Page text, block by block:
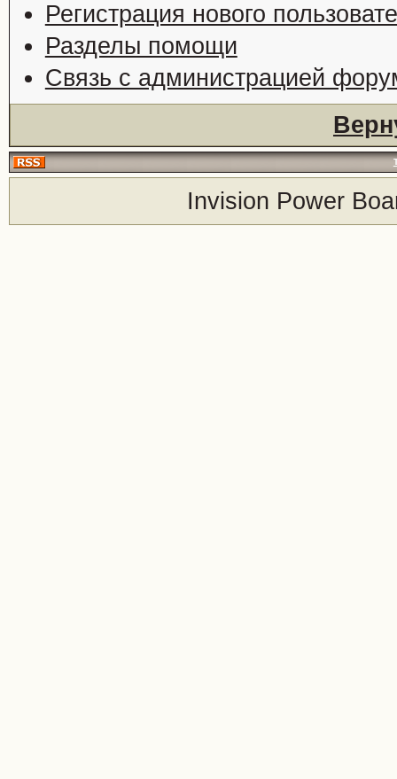
Регистрация нового
Разделы помощи
Связь с администрацией
Invision Power